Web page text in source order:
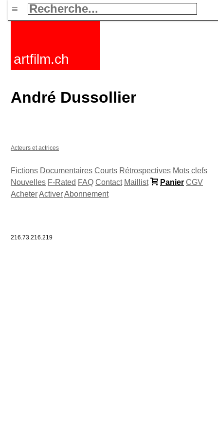
≡
artfilm.ch
André Dussollier
Acteurs et actrices
Fictions Documentaires Courts Rétrospectives Mots clefs
Nouvelles F-Rated FAQ Contact Maillist Panier CGV
AcheterActiverAbonnement
216.73.216.219